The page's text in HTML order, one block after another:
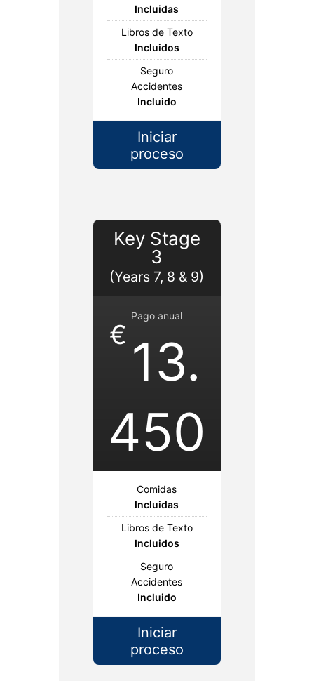
Incluidas
Libros de Texto
Incluidos
Seguro
Accidentes
Incluido
Iniciar
proceso
Key Stage
3
(Years 7, 8 & 9)
Pago anual
€ 13.
450
Comidas
Incluidas
Libros de Texto
Incluidos
Seguro
Accidentes
Incluido
Iniciar
proceso